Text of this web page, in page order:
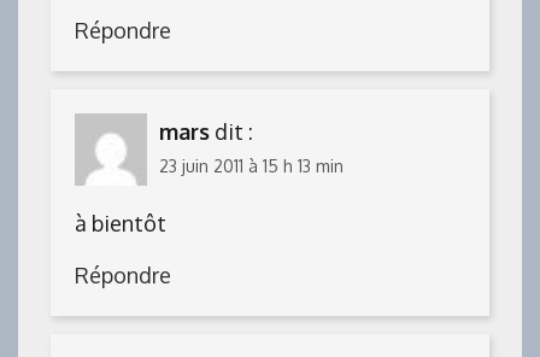
Répondre
mars dit :
23 juin 2011 à 15 h 13 min
à bientôt
Répondre